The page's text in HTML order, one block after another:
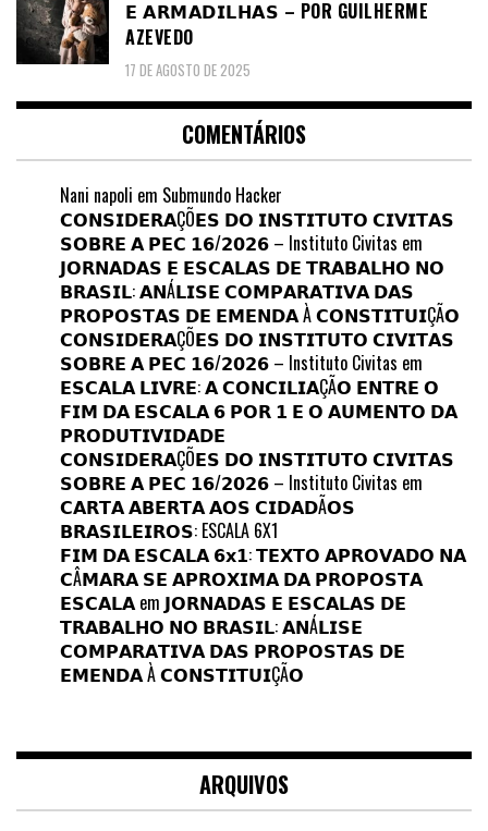
𝗘 𝗔𝗥𝗠𝗔𝗗𝗜𝗟𝗛𝗔𝗦 – POR GUILHERME
AZEVEDO
17 DE AGOSTO DE 2025
COMENTÁRIOS
Nani napoli em Submundo Hacker
𝗖𝗢𝗡𝗦𝗜𝗗𝗘𝗥𝗔ÇÕ𝗘𝗦 𝗗𝗢 𝗜𝗡𝗦𝗧𝗜𝗧𝗨𝗧𝗢 𝗖𝗜𝗩𝗜𝗧𝗔𝗦
𝗦𝗢𝗕𝗥𝗘 𝗔 𝗣𝗘𝗖 𝟭𝟲/𝟮𝟬𝟮𝟲 – Instituto Civitas em
𝗝𝗢𝗥𝗡𝗔𝗗𝗔𝗦 𝗘 𝗘𝗦𝗖𝗔𝗟𝗔𝗦 𝗗𝗘 𝗧𝗥𝗔𝗕𝗔𝗟𝗛𝗢 𝗡𝗢
𝗕𝗥𝗔𝗦𝗜𝗟: 𝗔𝗡Á𝗟𝗜𝗦𝗘 𝗖𝗢𝗠𝗣𝗔𝗥𝗔𝗧𝗜𝗩𝗔 𝗗𝗔𝗦
𝗣𝗥𝗢𝗣𝗢𝗦𝗧𝗔𝗦 𝗗𝗘 𝗘𝗠𝗘𝗡𝗗𝗔 À 𝗖𝗢𝗡𝗦𝗧𝗜𝗧𝗨𝗜ÇÃ𝗢
𝗖𝗢𝗡𝗦𝗜𝗗𝗘𝗥𝗔ÇÕ𝗘𝗦 𝗗𝗢 𝗜𝗡𝗦𝗧𝗜𝗧𝗨𝗧𝗢 𝗖𝗜𝗩𝗜𝗧𝗔𝗦
𝗦𝗢𝗕𝗥𝗘 𝗔 𝗣𝗘𝗖 𝟭𝟲/𝟮𝟬𝟮𝟲 – Instituto Civitas em
𝗘𝗦𝗖𝗔𝗟𝗔 𝗟𝗜𝗩𝗥𝗘: 𝗔 𝗖𝗢𝗡𝗖𝗜𝗟𝗜𝗔ÇÃ𝗢 𝗘𝗡𝗧𝗥𝗘 𝗢
𝗙𝗜𝗠 𝗗𝗔 𝗘𝗦𝗖𝗔𝗟𝗔 𝟲 𝗣𝗢𝗥 𝟭 𝗘 𝗢 𝗔𝗨𝗠𝗘𝗡𝗧𝗢 𝗗𝗔
𝗣𝗥𝗢𝗗𝗨𝗧𝗜𝗩𝗜𝗗𝗔𝗗𝗘
𝗖𝗢𝗡𝗦𝗜𝗗𝗘𝗥𝗔ÇÕ𝗘𝗦 𝗗𝗢 𝗜𝗡𝗦𝗧𝗜𝗧𝗨𝗧𝗢 𝗖𝗜𝗩𝗜𝗧𝗔𝗦
𝗦𝗢𝗕𝗥𝗘 𝗔 𝗣𝗘𝗖 𝟭𝟲/𝟮𝟬𝟮𝟲 – Instituto Civitas em
𝗖𝗔𝗥𝗧𝗔 𝗔𝗕𝗘𝗥𝗧𝗔 𝗔𝗢𝗦 𝗖𝗜𝗗𝗔𝗗Ã𝗢𝗦
𝗕𝗥𝗔𝗦𝗜𝗟𝗘𝗜𝗥𝗢𝗦: ESCALA 6X1
𝗙𝗜𝗠 𝗗𝗔 𝗘𝗦𝗖𝗔𝗟𝗔 𝟲𝘅𝟭: 𝗧𝗘𝗫𝗧𝗢 𝗔𝗣𝗥𝗢𝗩𝗔𝗗𝗢 𝗡𝗔
𝗖Â𝗠𝗔𝗥𝗔 𝗦𝗘 𝗔𝗣𝗥𝗢𝗫𝗜𝗠𝗔 𝗗𝗔 𝗣𝗥𝗢𝗣𝗢𝗦𝗧𝗔
𝗘𝗦𝗖𝗔𝗟𝗔em 𝗝𝗢𝗥𝗡𝗔𝗗𝗔𝗦 𝗘 𝗘𝗦𝗖𝗔𝗟𝗔𝗦 𝗗𝗘
𝗧𝗥𝗔𝗕𝗔𝗟𝗛𝗢 𝗡𝗢 𝗕𝗥𝗔𝗦𝗜𝗟: 𝗔𝗡Á𝗟𝗜𝗦𝗘
𝗖𝗢𝗠𝗣𝗔𝗥𝗔𝗧𝗜𝗩𝗔 𝗗𝗔𝗦 𝗣𝗥𝗢𝗣𝗢𝗦𝗧𝗔𝗦 𝗗𝗘
𝗘𝗠𝗘𝗡𝗗𝗔 À 𝗖𝗢𝗡𝗦𝗧𝗜𝗧𝗨𝗜ÇÃ𝗢
ARQUIVOS